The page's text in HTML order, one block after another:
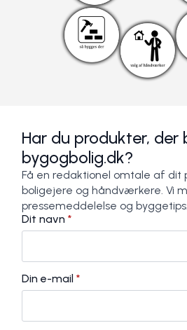
Har du produkter, der
bygogbolig.dk?
Få en redaktionel omtale af dit
boligejere og håndværkere. Vi
pressemeddelelse og byggetips.
Dit navn *
Din e-mail *